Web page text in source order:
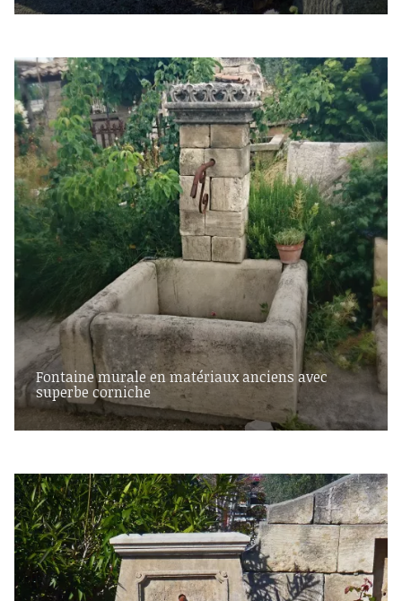
Fontaine murale en matériaux anciens avec
superbe corniche